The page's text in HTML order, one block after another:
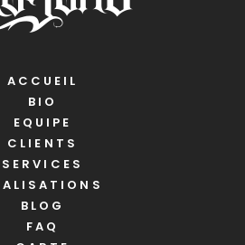
ACCUEIL
BIO
EQUIPE
CLIENTS
SERVICES
BLOG
FAQ